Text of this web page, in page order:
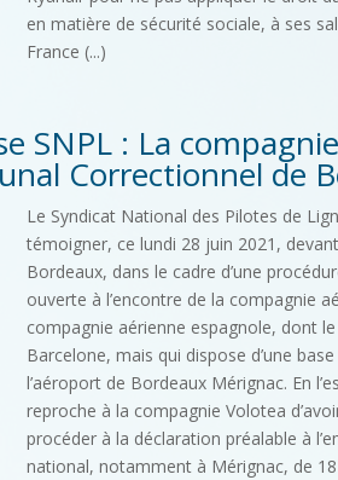
en matière de sécurité sociale, à ses
France (...)
SNPL : La
Correctionnel de
Le Syndicat National des Pilotes de
témoigner, ce lundi 28 juin 2021,
Bordeaux, dans le cadre d’une
ouverte à l’encontre de la compagnie
compagnie aérienne espagnole, dont
Barcelone, mais qui dispose d’une
l’aéroport de Bordeaux Mérignac. En
reproche à la compagnie Volotea
procéder à la déclaration préalable à
national, notamment à Mérignac, de